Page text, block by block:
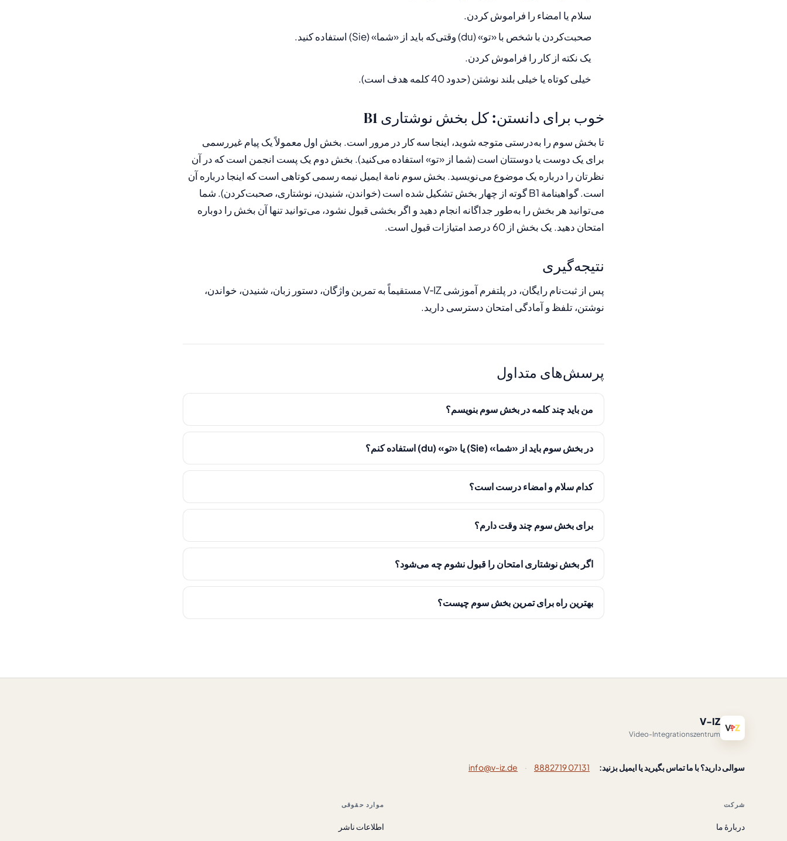
سلام یا امضاء را فراموش کردن.
صحبت‌کردن با شخص با «تو» (du) وقتی‌که باید از «شما» (Sie) استفاده کنید.
یک نکته از کار را فراموش کردن.
خیلی کوتاه یا خیلی بلند نوشتن (حدود 40 کلمه هدف است).
خوب برای دانستن: کل بخش نوشتاری B1
تا بخش سوم را به‌درستی متوجه شوید، اینجا سه کار در مرور است. بخش اول معمولاً یک پیام غیررسمی
برای یک دوست یا دوستتان است (شما از «تو» استفاده می‌کنید). بخش دوم یک پست انجمن است که در آن
نظرتان را درباره یک موضوع می‌نویسید. بخش سوم نامة ایمیل نیمه رسمی کوتاهی است که اینجا درباره آن
است. گواهینامة B1 گوته از چهار بخش تشکیل شده است (خواندن، شنیدن، نوشتاری، صحبت‌کردن). شما
می‌توانید هر بخش را به‌طور جداگانه انجام دهید و اگر بخشی قبول نشود، می‌توانید تنها آن بخش را دوباره
امتحان دهید. یک بخش از 60 درصد امتیازات قبول است.
نتیجه‌گیری
پس از ثبت‌نام رایگان، در پلتفرم آموزشی V‑IZ مستقیماً به تمرین واژگان، دستور زبان، شنیدن، خواندن،
نوشتن، تلفظ و آمادگی امتحان دسترسی دارید.
پرسش‌های متداول
من باید چند کلمه در بخش سوم بنویسم؟
در بخش سوم باید از «شما» (Sie) یا «تو» (du) استفاده کنم؟
کدام سلام و امضاء درست است؟
برای بخش سوم چند وقت دارم؟
اگر بخش نوشتاری امتحان را قبول نشوم چه می‌شود؟
بهترین راه برای تمرین بخش سوم چیست؟
V-IZ
Video-Integrationszentrum
سوالی دارید؟ با ما تماس بگیرید یا ایمیل بزنید: 07131 8882719
·
info@v-iz.de
شرکت
دربارهٔ ما
موارد حقوقی
اطلاعات ناشر